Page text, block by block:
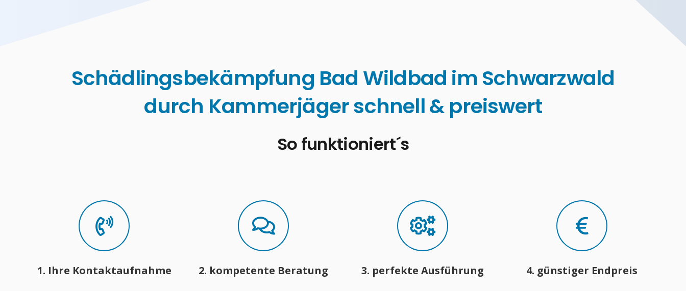
Schädlingsbekämpfung Bad Wildbad im Schwarzwald
durch Kammerjäger schnell & preiswert
So funktioniert´s
1. Ihre Kontaktaufnahme 2. kompetente Beratung 3. perfekte Ausführung 4. günstiger Endpreis